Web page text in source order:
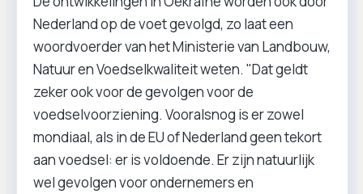
Nederland op de voet gevolgd, zo laat een
woordvoerder van het Ministerie van Landbouw,
Natuur en Voedselkwaliteit weten. "Dat geldt
zeker ook voor de gevolgen voor de
voedselvoorziening. Vooralsnog is er zowel
mondiaal, als in de EU of Nederland geen tekort
aan voedsel: er is voldoende. Er zijn natuurlijk
wel gevolgen voor ondernemers en